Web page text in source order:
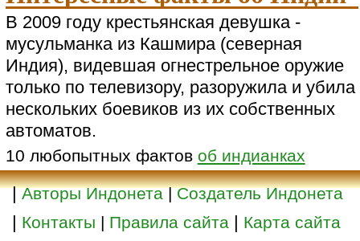
В 2009 году крестьянская девушка -
мусульманка из Кашмира (северная
Индия), видевшая огнестрельное оружие
только по телевизору, разоружила и убила
нескольких боевиков из их собственных
автоматов.
10 любопытных фактов об индианках
|Авторы Индонета|Создатель Индонета
| Контакты | Правила сайта | Карта сайта